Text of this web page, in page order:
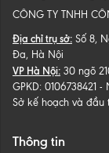
CÔNG TY TNHH
Địa chỉ trụ sở: Số 8,
Đa, Hà Nội
VP Hà Nội: 30 ngõ
GPKD: 0106738421
Sở kế hoạch và đầu
Thông tin